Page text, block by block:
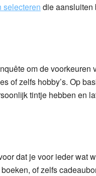
selecteren die aansluiten
om de voorkeuren
of zelfs hobby’s. Op
tintje hebben en
dat je voor ieder wat
of zelfs